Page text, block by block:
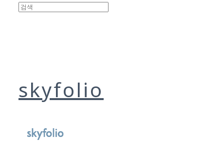
skyfolio